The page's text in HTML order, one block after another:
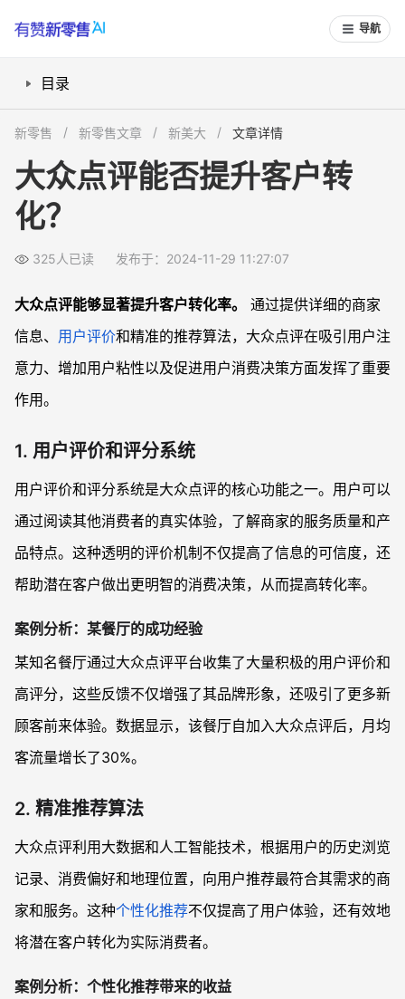
导航
目录
2. 精准推荐算法
案例分析：个性化推荐带来的收益
案例分析：信息完善的重要性
4. 优惠活动和团购功能
新零售 新零售文章 新美大 文章详情
大众点评能否提升客户转
化？
325人已读 发布于：2024-11-29 11:27:07
大众点评能够显著提升客户转化率。
通过提供详细的商家
信息、 用户评价和精准的推荐算法，大众点评在吸引用户注
意力、增加用户粘性以及促进用户消费决策方面发挥了重要
作用。
1. 用户评价和评分系统
用户评价和评分系统是大众点评的核心功能之一。用户可以
通过阅读其他消费者的真实体验，了解商家的服务质量和产
品特点。这种透明的评价机制不仅提高了信息的可信度，还
帮助潜在客户做出更明智的消费决策，从而提高转化率。
案例分析：某餐厅的成功经验
某知名餐厅通过大众点评平台收集了大量积极的用户评价和
高评分，这些反馈不仅增强了其品牌形象，还吸引了更多新
顾客前来体验。数据显示，该餐厅自加入大众点评后，月均
客流量增长了30%。
2. 精准推荐算法
大众点评利用大数据和人工智能技术，根据用户的历史浏览
记录、消费偏好和地理位置，向用户推荐最符合其需求的商
家和服务。这种个性化推荐不仅提高了用户体验，还有效地
将潜在客户转化为实际消费者。
案例分析：个性化推荐带来的收益